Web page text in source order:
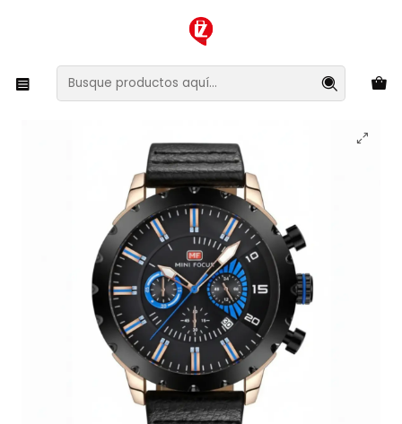
XMAS SALE ¡Compra antes de que la oferta termine!
Reloj Análogo Minifocus MF422001 Hombre